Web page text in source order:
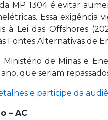
MP 1304 é evitar
Essa
à Lei das Offshores
Fontes Alternativas de
de Minas e
que seriam
e participe da
– AC